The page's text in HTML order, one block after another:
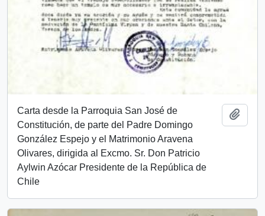
Carta desde la Parroquia San José de
Constitución, de parte del Padre Domingo
González Espejo y el Matrimonio Aravena
Olivares, dirigida al Excmo. Sr. Don Patricio
Aylwin Azócar Presidente de la República de
Chile